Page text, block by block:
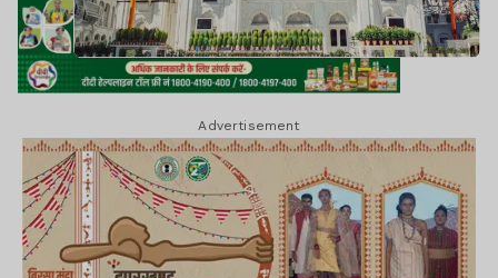
Advertisement